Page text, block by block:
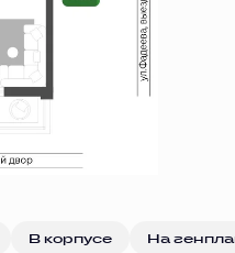
В корпусе На